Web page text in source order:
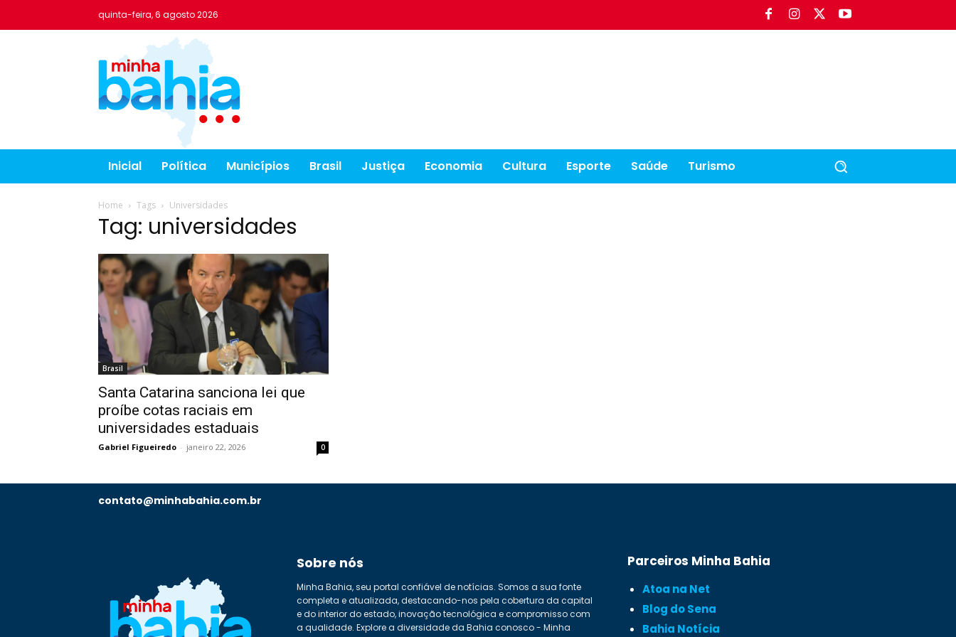
quinta-feira, 6 agosto 2026
Inicial Política Municípios Brasil Justiça Economia Cultura Esporte Saúde Turismo
Home Tags Universidades
Tag: universidades
Brasil
Santa Catarina sanciona lei que
proíbe cotas raciais em
universidades estaduais
Gabriel Figueiredo - janeiro 22, 2026 0
contato@minhabahia.com.br
Sobre nós
Minha Bahia, seu portal confiável de notícias. Somos a sua fonte
completa e atualizada, destacando-nos pela cobertura da capital
e do interior do estado, inovação tecnológica e compromisso com
a qualidade. Explore a diversidade da Bahia conosco - Minha
Parceiros Minha Bahia
Atoa na Net
Blog do Sena
Bahia Notícia